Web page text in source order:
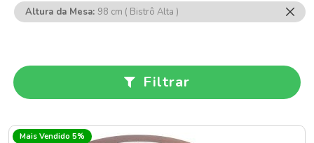
Filtrar
Mais Vendido 5%
Altura da Mesa 98 cm ( Bistrô Alta )
Esse